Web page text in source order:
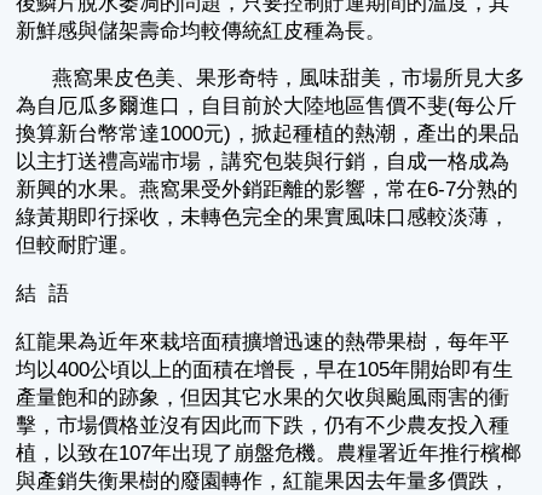
新鮮感與儲架壽命均較傳統紅皮種為長。
燕窩果皮色美、果形奇特，風味甜美，市場所見大多
為自厄瓜多爾進口，自目前於大陸地區售價不斐(每公斤
換算新台幣常達1000元)，掀起種植的熱潮，產出的果品
以主打送禮高端市場，講究包裝與行銷，自成一格成為
新興的水果。燕窩果受外銷距離的影響，常在6-7分熟的
綠黃期即行採收，未轉色完全的果實風味口感較淡薄，
但較耐貯運。
結 語
紅龍果為近年來栽培面積擴增迅速的熱帶果樹，每年平
均以400公頃以上的面積在增長，早在105年開始即有生
產量飽和的跡象，但因其它水果的欠收與颱風雨害的衝
擊，市場價格並沒有因此而下跌，仍有不少農友投入種
植，以致在107年出現了崩盤危機。農糧署近年推行檳榔
與產銷失衡果樹的廢園轉作，紅龍果因去年量多價跌，